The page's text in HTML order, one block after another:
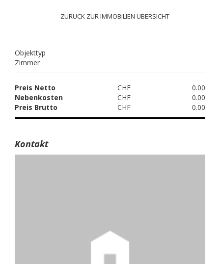
ZURÜCK ZUR IMMOBILIEN ÜBERSICHT
Objekttyp
Zimmer
Preis Netto CHF
0.00
Nebenkosten
CHF
0.00
Preis Brutto
CHF 0.00
Kontakt